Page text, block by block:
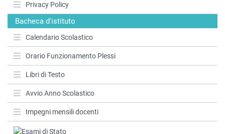
Privacy Policy
Bacheca d'istituto
Calendario Scolastico
Orario Funzionamento Plessi
Libri di Testo
Avvio Anno Scolastico
Impegni mensili docenti